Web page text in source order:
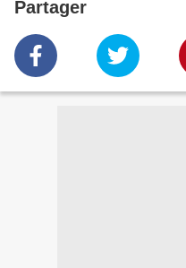
Partager